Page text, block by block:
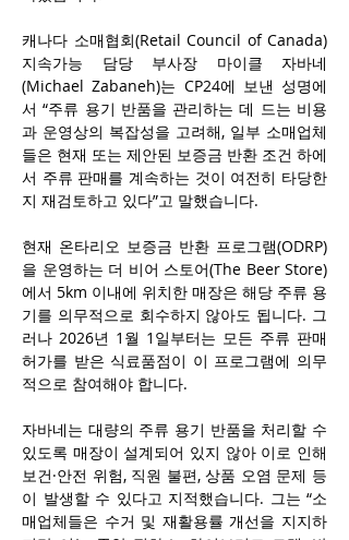
캐나다 소매협회(Retail Council of Canada)
지속가능 담당 부사장 마이클 자바네
(Michael Zabaneh)는 CP24에 보낸 성명에
서 “주류 용기 반품을 관리하는 데 드는 비용
과 운영상의 복잡성을 고려해, 일부 소매업체
들은 현재 또는 제안된 보증금 반환 조건 하에
서 주류 판매를 계속하는 것이 여전히 타당한
지 재검토하고 있다”고 말했습니다.
현재 온타리오 보증금 반환 프로그램(ODRP)
을 운영하는 더 비어 스토어(The Beer Store)
에서 5km 이내에 위치한 매장은 해당 주류 용
기를 의무적으로 회수하지 않아도 됩니다. 그
러나 2026년 1월 1일부터는 모든 주류 판매
허가를 받은 식료품점이 이 프로그램에 의무
적으로 참여해야 합니다.
자바네는 대량의 주류 용기 반품을 처리할 수
있도록 매장이 설계되어 있지 않아 이로 인해
보건·안전 위험, 직원 불편, 상품 오염 문제 등
이 발생할 수 있다고 지적했습니다. 그는 “소
매업체들은 수거 및 재활용률 개선을 지지하